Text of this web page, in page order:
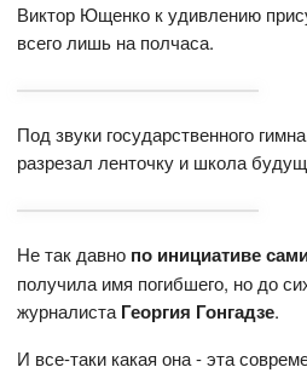
Виктор Ющенко к удивлению
всего лишь на полчаса.
Под звуки государственного
разрезал ленточку и школа
Не так давно по инициативе
получила имя погибшего, но до
журналистаГеоргия Гонгадзе.
И все-таки какая она - эта